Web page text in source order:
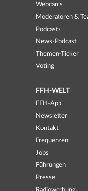
Webcams
Moderatoren &
Podcasts
News-Podcast
Themen-Ticker
Voting
FFH-WELT
FFH-App
Newsletter
Kontakt
Frequenzen
Jobs
Führungen
Presse
Radiowerbung